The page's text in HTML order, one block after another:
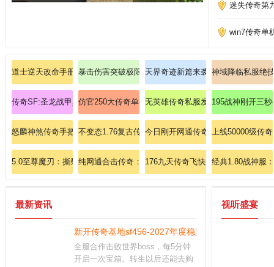
迷失传奇第
win7传奇单
道士逆天改命手册：召唤月灵+嗜血术瞬秒暗之触龙神攻略！
暴击伤害突破极限！天命之子必抢混沌玄晶！
天界奇迹新篇来袭：深渊魔窟，邪
神域降临私服绝
传奇SF:圣龙战甲巅峰对决影之魔王的制胜秘籍
仿官250大传奇单挑魔龙教主的无敌走位技巧！
无英雄传奇私服发布网：纯粹传奇
195战神刚开三
怒麟神煞传奇手把手使朋友意会战士断空斩
不变态1.76复古传奇今日刚开网通传奇面对面教网友理
上线50000级传
5.0至尊魔刃：撕裂苍穹，铸就传奇永恒神话！
纯网通合击传奇：全新合击，网通畅爽体验！
176九天传奇飞快辨别刺客灵魂火符
经典1.80战神服
最新资讯
新开传奇基地sf456-2027年度稳定hhh认证平台
全服合作击败世界boss，每5分钟
开启一次宝箱。转生以后还能去购
视听盛宴